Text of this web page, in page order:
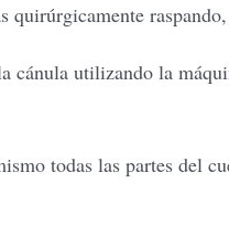
quirúrgicamente
utilizando la
todas las partes del